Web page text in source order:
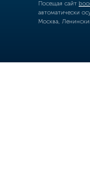
Посещая сайт
автоматически
Москва,